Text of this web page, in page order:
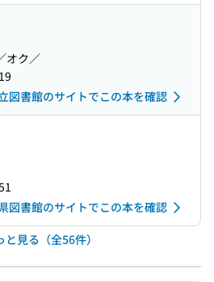
オク／
図書館のサイトでこの本を確認
図書館のサイトでこの本を確認
と見る（全56件）